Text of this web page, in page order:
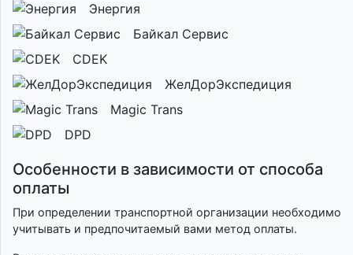
Энергия
Байкал Сервис
CDEK
ЖелДорЭкспедиция
Magic Trans
DPD
Особенности в зависимости от способа
оплаты
При определении транспортной организации необходимо
учитывать и предпочитаемый вами метод оплаты.